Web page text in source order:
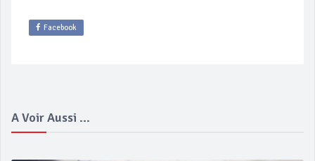
Facebook
A Voir Aussi ...